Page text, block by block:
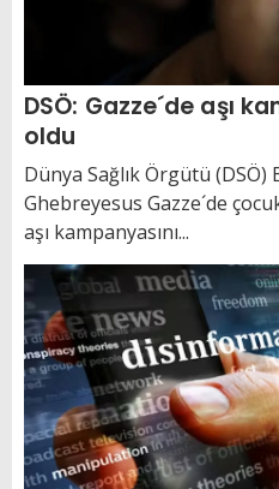
DSÖ: Gazze´de aşı
oldu
Dünya Sağlık Örgütü
Ghebreyesus Gazze´de
aşı kampanyasını...